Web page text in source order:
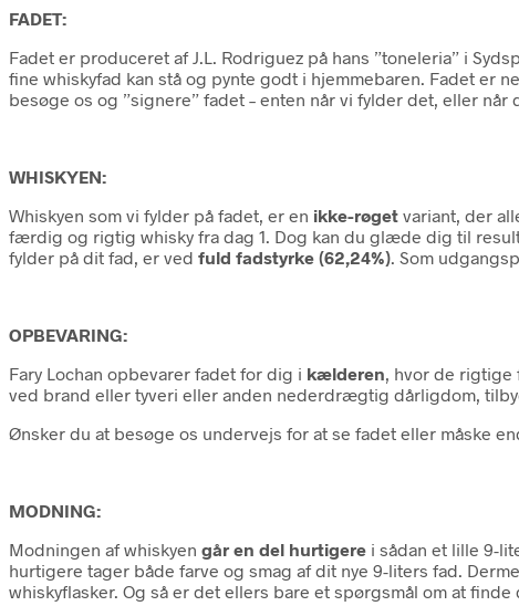
FADET:
Fadet er produceret af J.L. Rodriguez på hans ”toneleria” i
fine whiskyfad kan stå og pynte godt i hjemmebaren. Fadet er
besøge os og ”signere” fadet – enten når vi fylder det, eller
WHISKYEN:
Whiskyen som vi fylder på fadet, er en ikke-røget variant, der
færdig og rigtig whisky fra dag 1. Dog kan du glæde dig til
fylder på dit fad, er ved fuld fadstyrke (62,24%) . Som
OPBEVARING:
Fary Lochan opbevarer fadet for dig i kælderen , hvor de
ved brand eller tyveri eller anden nederdrægtig dårligdom,
Ønsker du at besøge os undervejs for at se fadet eller måske
MODNING:
Modningen af whiskyen går en del hurtigere i sådan et lille 9-
hurtigere tager både farve og smag af dit nye 9-liters fad.
whiskyflasker. Og så er det ellers bare et spørgsmål om at finde